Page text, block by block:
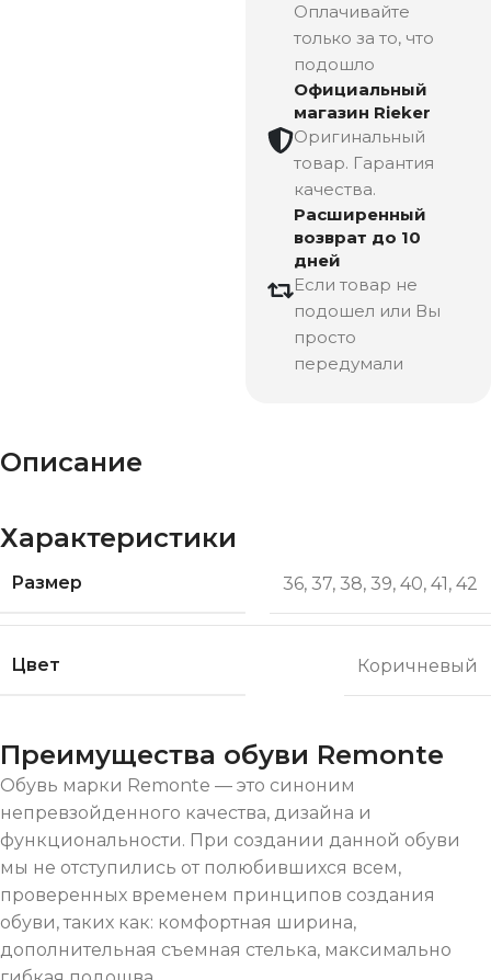
Оплачивайте
только за то, что
подошло
Официальный
магазин Rieker
Оригинальный
товар. Гарантия
качества.
Расширенный
возврат до 10
дней
Если товар не
подошел или Вы
просто
передумали
Описание
Характеристики
Размер 36, 37, 38, 39, 40, 41, 42
Цвет Коричневый
Преимущества обуви Remonte
Обувь марки Remonte — это синоним
непревзойденного качества, дизайна и
функциональности. При создании данной обуви
мы не отступились от полюбившихся всем,
проверенных временем принципов создания
обуви, таких как: комфортная ширина,
дополнительная съемная стелька, максимально